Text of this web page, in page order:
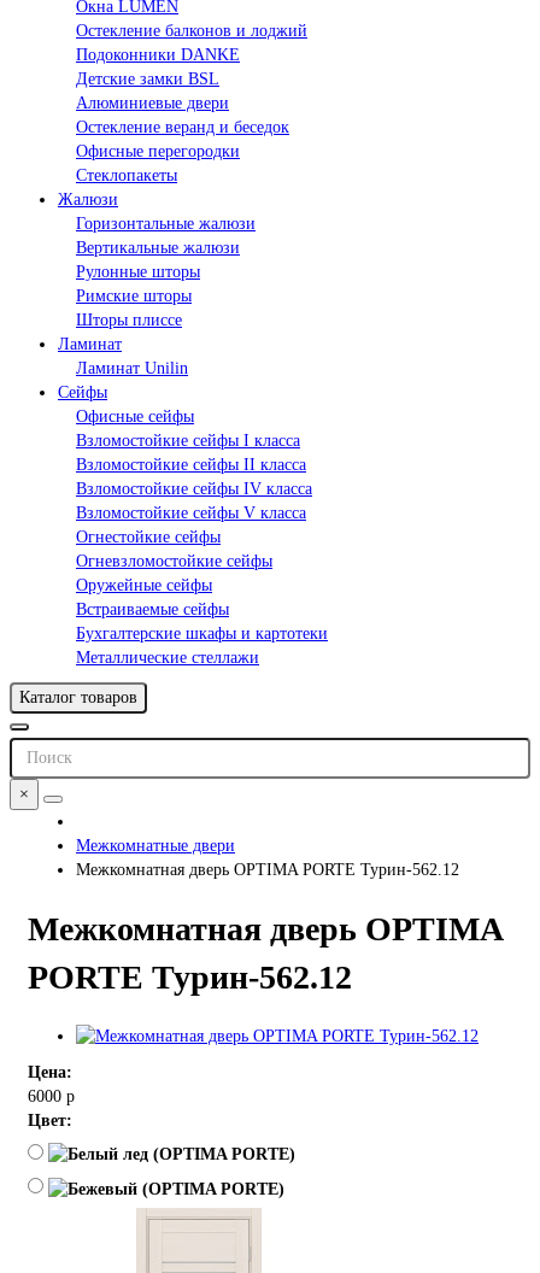
Окна LUMEN
Остекление балконов и лоджий
Подоконники DANKE
Детские замки BSL
Алюминиевые двери
Остекление веранд и беседок
Офисные перегородки
Стеклопакеты
Жалюзи
Горизонтальные жалюзи
Вертикальные жалюзи
Рулонные шторы
Римские шторы
Шторы плиссе
Ламинат
Ламинат Unilin
Сейфы
Офисные сейфы
Взломостойкие сейфы I класса
Взломостойкие сейфы II класса
Взломостойкие сейфы IV класса
Взломостойкие сейфы V класса
Огнестойкие сейфы
Огневзломостойкие сейфы
Оружейные сейфы
Встраиваемые сейфы
Бухгалтерские шкафы и картотеки
Металлические стеллажи
Каталог товаров
×
Межкомнатные двери
Межкомнатная дверь OPTIMA PORTE Турин-562.12
Межкомнатная дверь OPTIMA
PORTE Турин-562.12
Цена:
6000 р
Цвет: